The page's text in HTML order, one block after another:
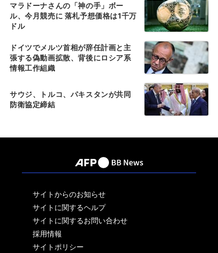
マラドーナさんの「神の手」ボー
ル、今月競売に 落札予想価格は1千万
ドル
ドイツでメルツ首相が辞任計画と主
張する偽動画拡散、背後にロシア系
情報工作組織
サウジ、トルコ、パキスタンが共同
防衛協定締結
サイトからのお知らせ
サイトに関するヘルプ
サイトに関するお問い合わせ
採用情報
サイトポリシー